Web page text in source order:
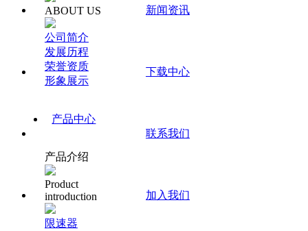
ABOUT US
公司简介
发展历程
荣誉资质
形象展示
产品中心
产品介绍
Product
introduction
限速器
新闻资讯
下载中心
联系我们
加入我们